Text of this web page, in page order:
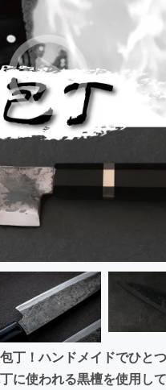
書籍・雑誌出版
チャレンジ
丁！ハンドメイドでひと
に使われる黒檀を使用し